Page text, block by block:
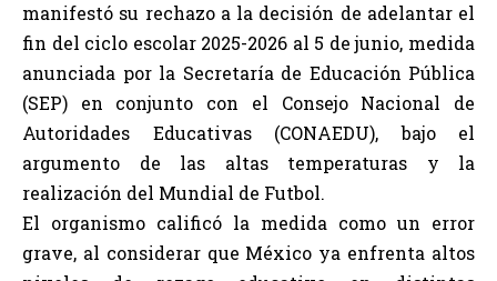
manifestó su rechazo a la decisión de adelantar el
fin del ciclo escolar 2025-2026 al 5 de junio, medida
anunciada por la Secretaría de Educación Pública
(SEP) en conjunto con el Consejo Nacional de
Autoridades Educativas (CONAEDU), bajo el
argumento de las altas temperaturas y la
realización del Mundial de Futbol.
El organismo calificó la medida como un error
grave, al considerar que México ya enfrenta altos